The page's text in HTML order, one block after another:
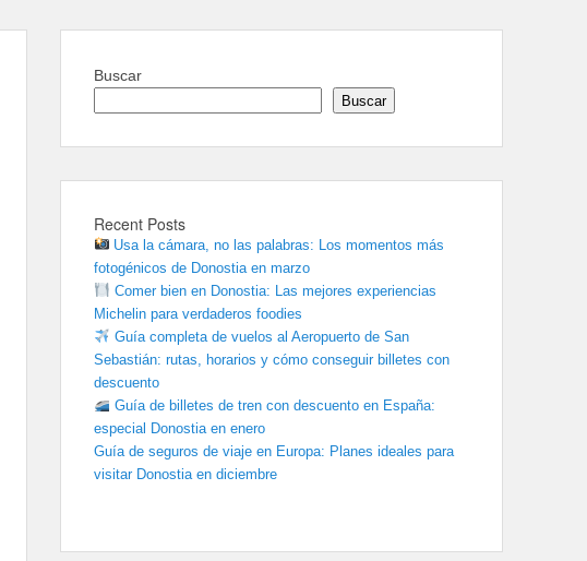
Buscar
Buscar
Recent Posts
Usa la cámara, no las palabras: Los momentos más
fotogénicos de Donostia en marzo
Comer bien en Donostia: Las mejores experiencias
Michelin para verdaderos foodies
Guía completa de vuelos al Aeropuerto de San
Sebastián: rutas, horarios y cómo conseguir billetes con
descuento
Guía de billetes de tren con descuento en España:
especial Donostia en enero
Guía de seguros de viaje en Europa: Planes ideales para
visitar Donostia en diciembre